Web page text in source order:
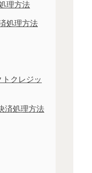
理方法
処理方法
クレジッ
済処理方法